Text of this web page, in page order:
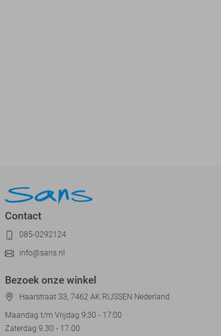
Contact
085-0292124
info@sans.nl
Bezoek onze winkel
Haarstraat 33, 7462 AK RIJSSEN Nederland
Maandag t/m Vrijdag 9:30 - 17:00
Zaterdag 9.30 - 17.00